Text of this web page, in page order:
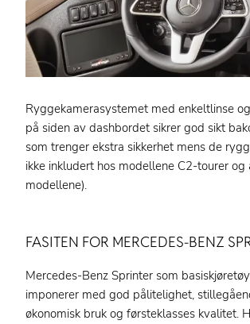
Ryggekamerasystemet med enkeltlinse
på siden av dashbordet sikrer god sikt
som trenger ekstra sikkerhet mens de
ikke inkludert hos modellene C2-tourer og
modellene).
FASITEN FOR MERCEDES-BENZ
Mercedes-Benz Sprinter som
imponerer med god pålitelighet,
økonomisk bruk og førsteklasses kvalitet.